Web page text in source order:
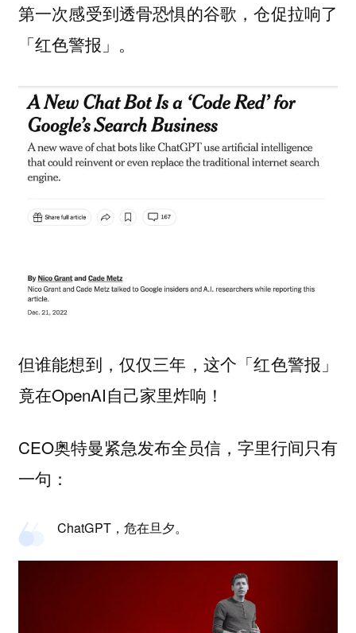
第一次感受到透骨恐惧的谷歌，仓促拉响了
「红色警报」。
但谁能想到，仅仅三年，这个「红色警报」
竟在OpenAI自己家里炸响！
CEO奥特曼紧急发布全员信，字里行间只有
一句：
ChatGPT，危在旦夕。